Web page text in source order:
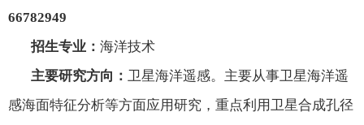
66782949
招生专业： 海洋技术
主要研究方向： 卫星海洋遥感。主要从事卫星海洋遥
感海面特征分析等方面应用研究，重点利用卫星合成孔径